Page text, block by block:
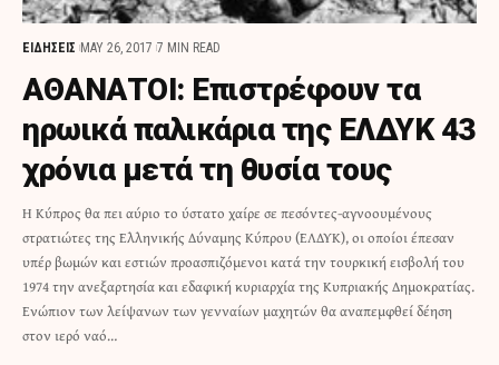
ΕΙΔΗΣΕΙΣ MAY 26, 2017 7 MIN READ
ΑΘΑΝΑΤΟΙ: Επιστρέφουν τα
ηρωικά παλικάρια της ΕΛΔΥΚ 43
χρόνια μετά τη θυσία τους
Η Κύπρος θα πει αύριο το ύστατο χαίρε σε πεσόντες-αγνοουμένους
στρατιώτες της Ελληνικής Δύναμης Κύπρου (ΕΛΔΥΚ), οι οποίοι έπεσαν
υπέρ βωμών και εστιών προασπιζόμενοι κατά την τουρκική εισβολή του
1974 την ανεξαρτησία και εδαφική κυριαρχία της Κυπριακής Δημοκρατίας.
Ενώπιον των λείψανων των γενναίων μαχητών θα αναπεμφθεί δέηση
στον ιερό ναό…